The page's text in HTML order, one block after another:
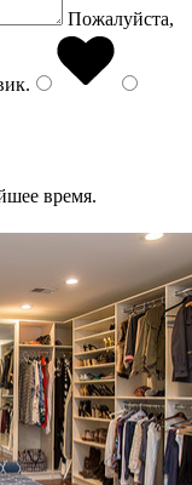
Пожалуйста,
.
время.